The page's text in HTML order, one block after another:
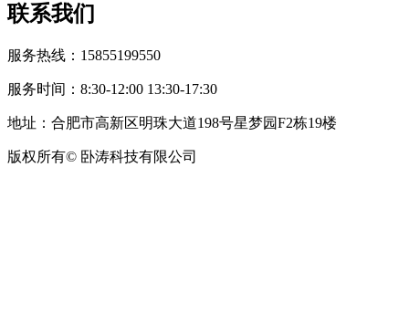
联系我们
服务热线：15855199550
服务时间：8:30-12:00 13:30-17:30
地址：合肥市高新区明珠大道198号星梦园F2栋19楼
版权所有© 卧涛科技有限公司